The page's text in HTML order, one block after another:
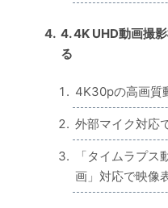
4. 4K UHD動画撮
る
4K30pの高画質
外部マイク対応
「タイムラプ
画」対応で映像